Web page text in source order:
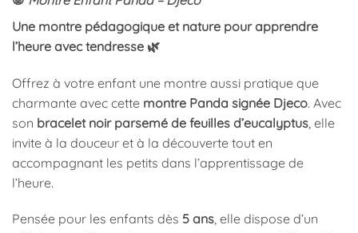
Une montre pédagogique et nature pour apprendre
l’heure avec tendresse 🌿
Offrez à votre enfant une montre aussi pratique que
charmante avec cette montre Panda signée Djeco. Avec
son bracelet noir parsemé de feuilles d’eucalyptus , elle
invite à la douceur et à la découverte tout en
accompagnant les petits dans l’apprentissage de
l’heure.
Pensée pour les enfants dès 5 ans, elle dispose d’un